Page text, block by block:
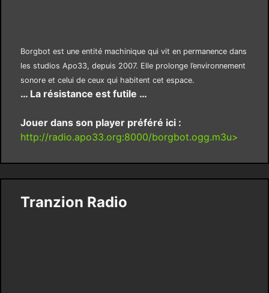
Borgbot est une entité machinique qui vit en permanence dans
les studios Apo33, depuis 2007. Elle prolonge l’environnement
sonore et celui de ceux qui habitent cet espace.
… La résistance est futile …
Jouer dans son player préféré ici :
http://radio.apo33.org:8000/borgbot.ogg.m3u>
Tranzion Radio